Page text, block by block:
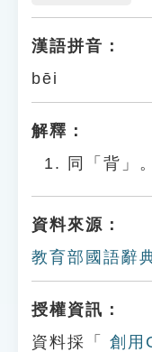
漢語拼音：
bēi
解釋：
同「背」。
資料來源：
教育部國語辭
授權資訊：
資料採「
創用